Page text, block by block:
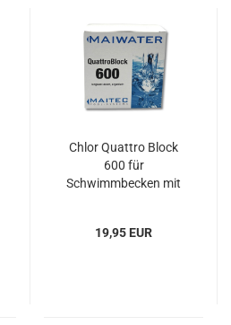
Chlor Quattro Block
600 für
Schwimmbecken mit
19,95 EUR